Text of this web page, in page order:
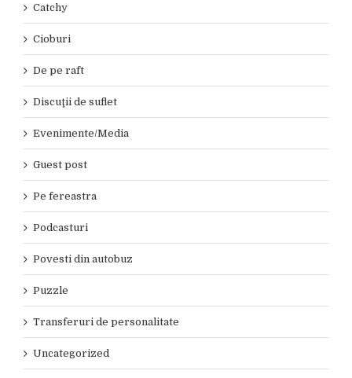
Catchy
Cioburi
De pe raft
Discuţii de suflet
Evenimente/Media
Guest post
Pe fereastra
Podcasturi
Povesti din autobuz
Puzzle
Transferuri de personalitate
Uncategorized